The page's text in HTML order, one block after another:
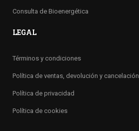
Consulta de Bioenergética
LEGAL
Términos y condiciones
Política de ventas, devolución y cancelación
Política de privacidad
Política de cookies